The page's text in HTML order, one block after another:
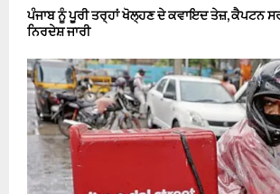
ਪੰਜਾਬ ਨੂੰ ਪੂਰੀ ਤਰ੍ਹਾਂ ਖੋਲ੍ਹਣ ਦੇ ਕਵਾਇਦ ਤੇਜ਼, ਕੈਪਟਨ
ਨਿਰਦੇਸ਼ ਜਾਰੀ